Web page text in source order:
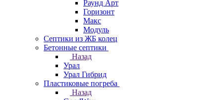
Раунд Арт
Горизонт
Макс
Модуль
Септики из ЖБ колец
Бетонные септики
Назад
Урал
Урал Гибрид
Пластиковые погреба
Назад